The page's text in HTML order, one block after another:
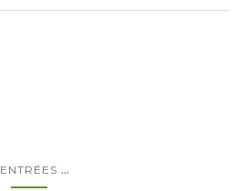
ENTRÉES ...